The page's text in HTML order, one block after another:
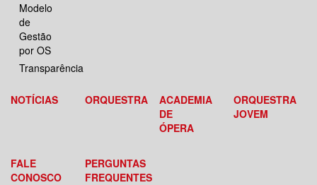
Modelo
de
Gestão
por OS
Transparência
NOTÍCIAS ORQUESTRA
ACADEMIA
DE
ÓPERA
ORQUESTRA
JOVEM
FALE
CONOSCO
PERGUNTAS
FREQUENTES